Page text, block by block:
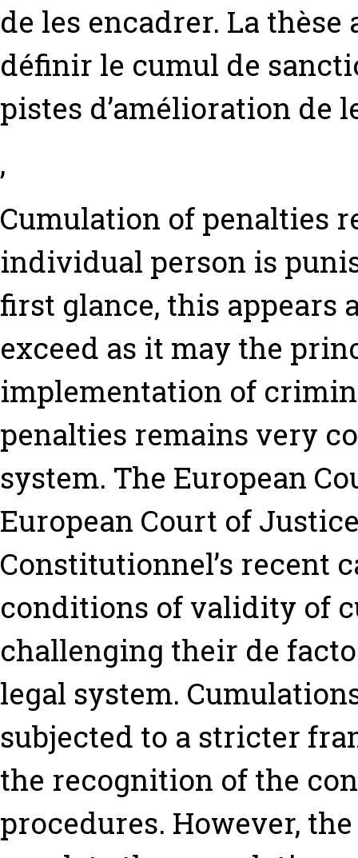
de les encadrer. La
définir le cumul de
pistes d’amélioration de
,
Cumulation of penalties
individual person is
first glance, this appears
exceed as it may the
implementation of
penalties remains very
system. The European
European Court of
Constitutionnel’s recent
conditions of validity of
challenging their de
legal system.
subjected to a stricter
the recognition of the
procedures. However,